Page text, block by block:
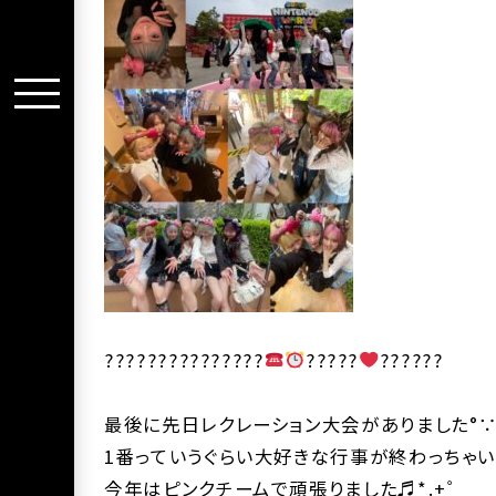
??????????????? ?????‪ ‍??????
最後に先日レクレーション大会がありました
1番っていうぐらい大好きな行事が終わっちゃい
今年はピンクチームで頑張りました♬*.+゜